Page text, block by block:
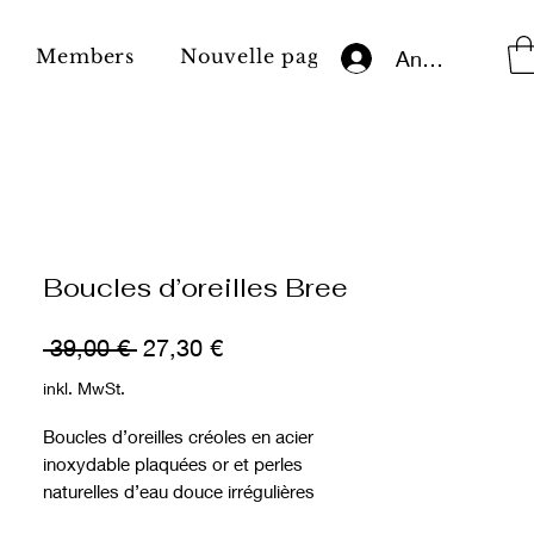
Members Nouvelle page Impressum
Anmelden
Boucles d’oreilles Bree
39,00 € Standardpreis
27,30 €Sale-
inkl. MwSt.
Boucles d’oreilles créoles en acier
inoxydable plaquées or et perles
naturelles d’eau douce irrégulières